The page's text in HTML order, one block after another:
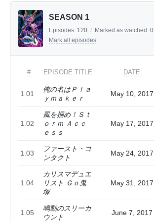
SEASON 1
Episodes: 120 / Marked as watched: 0
Mark all episodes
# EPISODE TITLE DATE
1.01
俺の名はＰｌａ
ｙｍａｋｅｒ
May 10, 2017
1.02
風を掴め！Ｓｔ
ｏｒｍ Ａｃｃ
ｅｓｓ
May 17, 2017
1.03
ファースト・コ
ンタクト
May 24, 2017
1.04
カリスマデュエ
リスト Ｇｏ鬼
塚
May 31, 2017
1.05
鳴動のスリーカ
ウント
June 7, 2017